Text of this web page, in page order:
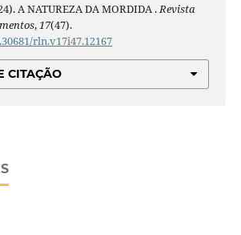
A NATUREZA DA MORDIDA . Revista
, 17(47).
rln.v17i47.12167
CITAÇÃO